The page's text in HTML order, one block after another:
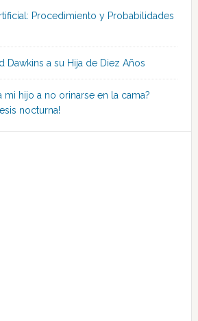
Procedimiento y Probabilidades
Dawkins a su Hija de Diez Años
mi hijo a no orinarse en la cama?
nocturna!